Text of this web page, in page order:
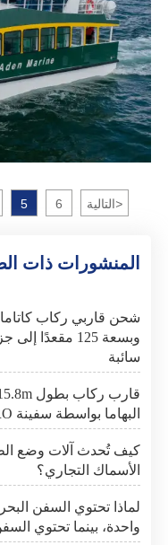
5 6 التالية>
المنشورات ذات
وبسعة 125
سائبة
البهاما بواسطة سفينة RO-RO
كيف تُحدث آلات وضع
الأسماك التجاري؟
لماذا تحتوي السفن
واحدة، بينما تحتوي